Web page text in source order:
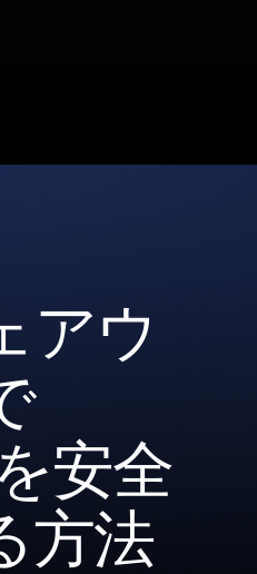
アウ
安全
方法